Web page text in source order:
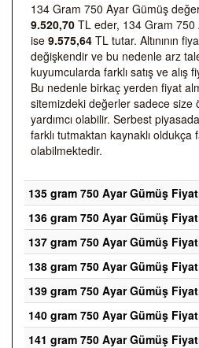
134 Gram 750 Ayar Gümüş
9.520,70 TL eder, 134 Gram 750
ise 9.575,64 TL tutar. Altınının
değişkendir ve bu nedenle arz
kuyumcularda farklı satış ve alış
Bu nedenle birkaç yerden fiyat
sitemizdeki değerler sadece size
yardımcı olabilir. Serbest
farklı tutmaktan kaynaklı oldukça
olabilmektedir.
135 gram 750 Ayar Gümüş
136 gram 750 Ayar Gümüş
137 gram 750 Ayar Gümüş
138 gram 750 Ayar Gümüş
139 gram 750 Ayar Gümüş
140 gram 750 Ayar Gümüş
141 gram 750 Ayar Gümüş